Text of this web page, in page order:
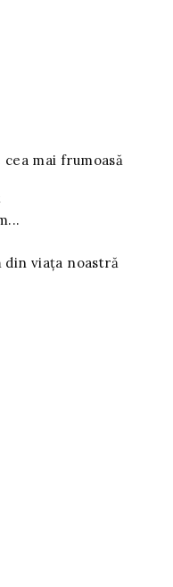
cea mai frumoasă
din viața noastră